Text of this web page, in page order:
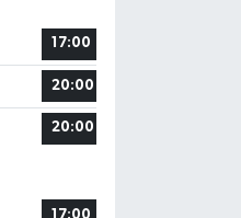
17:00
20:00
20:00
17:00